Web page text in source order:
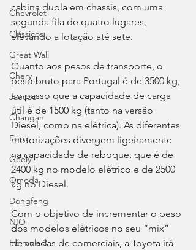
Chevrolet
Clássicos
Great Wall
Chery
Jaecoo
Changan
Ebro
Geely
Omoda
Dongfeng
NIO
Fórmula 3
cabina dupla em chassis, com uma
segunda fila de quatro lugares,
elevando a lotação até sete.
Quanto aos pesos de transporte, o
peso bruto para Portugal é de 3500 kg,
ao passo que a capacidade de carga
útil é de 1500 kg (tanto na versão
Diesel, como na elétrica). As diferentes
motorizações divergem ligeiramente
na capacidade de reboque, que é de
2400 kg no modelo elétrico e de 2500
kg no Diesel.
Com o objetivo de incrementar o peso
dos modelos elétricos no seu “mix”
de vendas de comerciais, a Toyota irá